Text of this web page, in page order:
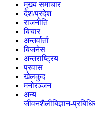
मुख्य समाचार
देश/प्रदेश
राजनीति
बिचार
अन्तर्वार्ता
बिजनेस
अन्तराष्ट्रिय
प्रवास
खेलकुद
मनोरञ्जन
अन्य
जीवनशैलीबिज्ञान-प्रबिधि